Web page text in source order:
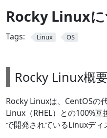
Rocky Linux
Tags: Linux OS
Rocky Linux概要
Rocky Linuxは、CentOSの
Linux（RHEL）との100%
で開発されているLinuxディ